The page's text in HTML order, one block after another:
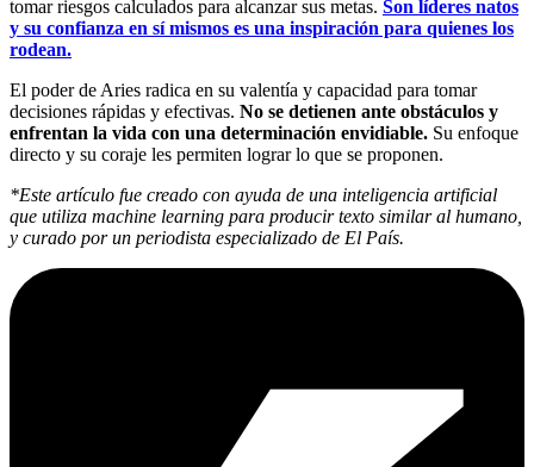
tomar riesgos calculados para alcanzar sus metas. Son líderes natos
y su confianza en sí mismos es una inspiración para quienes los
rodean.
El poder de Aries radica en su valentía y capacidad para tomar
decisiones rápidas y efectivas. No se detienen ante obstáculos y
enfrentan la vida con una determinación envidiable. Su enfoque
directo y su coraje les permiten lograr lo que se proponen.
*Este artículo fue creado con ayuda de una inteligencia artificial
que utiliza machine learning para producir texto similar al humano,
y curado por un periodista especializado de El País.